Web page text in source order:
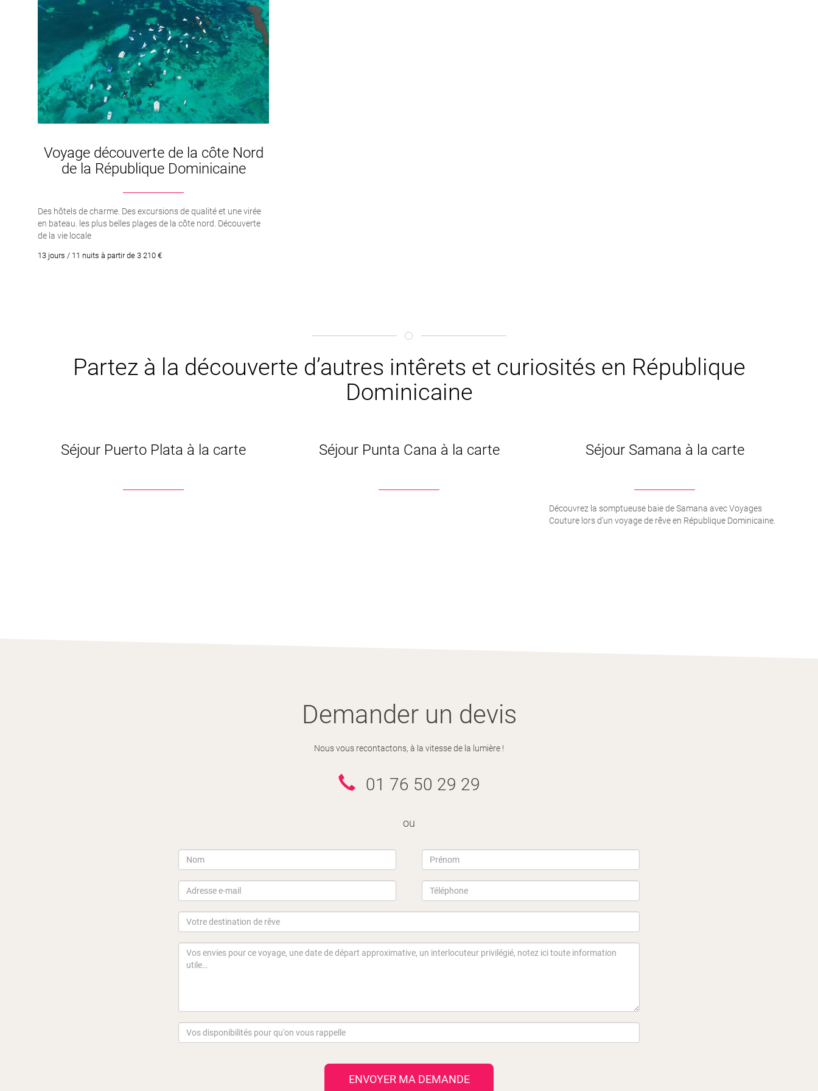
Voyage découverte de la côte Nord
de la République Dominicaine
Des hôtels de charme. Des excursions de qualité et une virée
en bateau. les plus belles plages de la côte nord. Découverte
de la vie locale
13 jours / 11 nuits à partir de 3 210 €
Partez à la découverte d’autres intêrets et curiosités en République
Dominicaine
Séjour Puerto Plata à la carte Séjour Punta Cana à la carte Séjour Samana à la carte
Découvrez la somptueuse baie de Samana avec Voyages
Couture lors d’un voyage de rêve en République Dominicaine.
Demander un devis
Nous vous recontactons, à la vitesse de la lumière !
01 76 50 29 29
ou
ENVOYER MA DEMANDE